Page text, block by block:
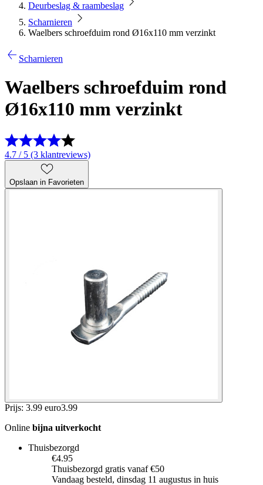
Deurbeslag & raambeslag
Scharnieren
Waelbers schroefduim rond Ø16x110 mm verzinkt
Scharnieren
Waelbers schroefduim rond
Ø16x110 mm verzinkt
4.7 / 5 (3 klantreviews)
Opslaan in Favorieten
Prijs: 3.99 euro3.99
Online bijna uitverkocht
Thuisbezorgd
€4.95
Thuisbezorgd gratis vanaf €50
Vandaag besteld, dinsdag 11 augustus in huis